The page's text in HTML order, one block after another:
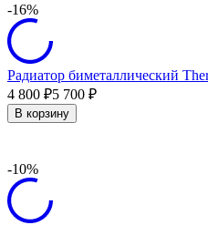
-16%
Радиатор биметаллический
4 800 ₽5 700 ₽
В корзину
-10%